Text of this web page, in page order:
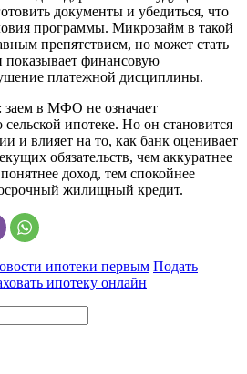
документы и убедиться, что
программы. Микрозайм в такой
препятствием, но может стать
показывает финансовую
платежной дисциплины.
в МФО не означает
сельской ипотеке. Но он становится
и влияет на то, как банк оценивает
обязательств, чем аккуратнее
доход, тем спокойнее
жилищный кредит.
ипотеки первым Подать
ипотеку онлайн